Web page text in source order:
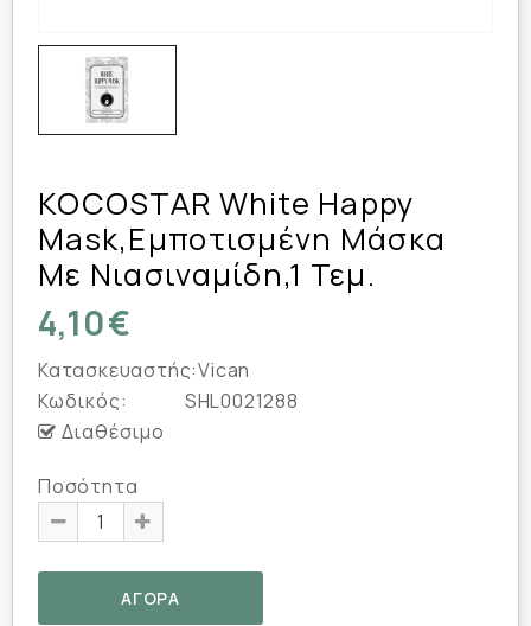
KOCOSTAR White Happy
Mask,Εμποτισμένη Μάσκα
Με Νιασιναμίδη,1 Τεμ.
4,10€
Κατασκευαστής:Vican
Κωδικός:
SHL0021288
Διαθέσιμο
Ποσότητα